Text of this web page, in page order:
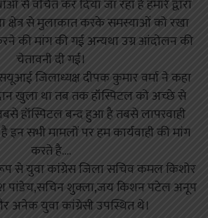
से वंचित कर दिया जा रहा है हमारे द्वारा
क्षेत्र से मुलाकात करके समस्याओं को रखा
की मांग की गई अन्यथा उग्र आंदोलन की
चेतावनी दी गई।
जिलाध्यक्ष दीपक कुमार वर्मा ने कहा
खुला था तब तक हॉस्पिटल को अच्छे से
हॉस्पिटल बन्द हुआ है तबसे लापरवाही
सभी मामलों पर हम कार्यवाही की मांग
करते है….
से युवा कांग्रेस जिला सचिव कमल किशोर
पांडेय,सचिन शुक्ला,जय किशन पटेल अनूप
अनेक युवा कांग्रेसी उपस्थित थे।